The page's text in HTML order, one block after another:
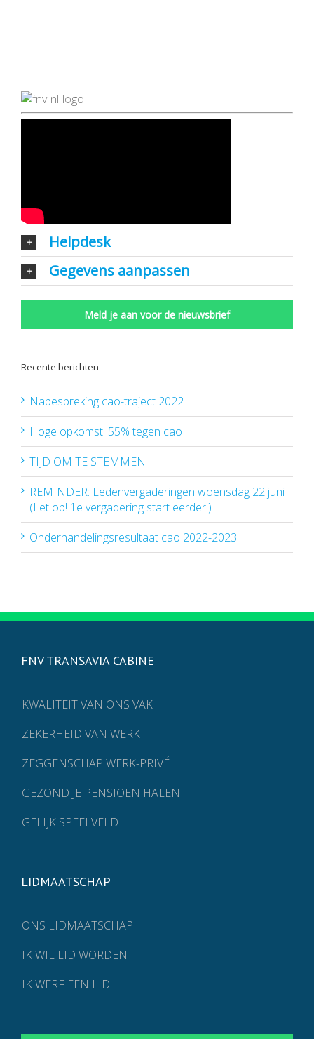
Helpdesk
Gegevens aanpassen
Meld je aan voor de nieuwsbrief
Recente berichten
Nabespreking cao-traject 2022
Hoge opkomst: 55% tegen cao
TIJD OM TE STEMMEN
REMINDER: Ledenvergaderingen woensdag 22 juni
(Let op! 1e vergadering start eerder!)
Onderhandelingsresultaat cao 2022-2023
FNV TRANSAVIA CABINE
KWALITEIT VAN ONS VAK
ZEKERHEID VAN WERK
ZEGGENSCHAP WERK-PRIVÉ
GEZOND JE PENSIOEN HALEN
GELIJK SPEELVELD
LIDMAATSCHAP
ONS LIDMAATSCHAP
IK WIL LID WORDEN
IK WERF EEN LID